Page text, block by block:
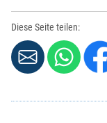
Diese Seite teilen: